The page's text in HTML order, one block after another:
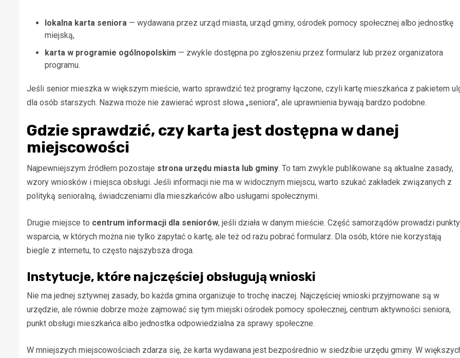
lokalna karta seniora — wydawana przez urząd miasta, urząd gminy, ośrodek pomocy społecznej albo jednostkę
miejską,
karta w programie ogólnopolskim — zwykle dostępna po zgłoszeniu przez formularz lub przez organizatora
programu.
Jeśli senior mieszka w większym mieście, warto sprawdzić też programy łączone, czyli kartę mieszkańca z pakietem
dla osób starszych. Nazwa może nie zawierać wprost słowa „seniora”, ale uprawnienia bywają bardzo podobne.
Gdzie sprawdzić, czy karta jest dostępna w danej
miejscowości
Najpewniejszym źródłem pozostaje strona urzędu miasta lub gminy. To tam zwykle publikowane są aktualne zasady,
wzory wniosków i miejsca obsługi. Jeśli informacji nie ma w widocznym miejscu, warto szukać zakładek związanych z
polityką senioralną, świadczeniami dla mieszkańców albo usługami społecznymi.
Drugie miejsce to centrum informacji dla seniorów, jeśli działa w danym mieście. Część samorządów prowadzi punkty
wsparcia, w których można nie tylko zapytać o kartę, ale też od razu pobrać formularz. Dla osób, które nie korzystają
biegle z internetu, to często najszybsza droga.
Instytucje, które najczęściej obsługują wnioski
Nie ma jednej sztywnej zasady, bo każda gmina organizuje to trochę inaczej. Najczęściej wnioski przyjmowane są w
urzędzie, ale równie dobrze może zajmować się tym miejski ośrodek pomocy społecznej, centrum aktywności seniora,
punkt obsługi mieszkańca albo jednostka odpowiedzialna za sprawy społeczne.
W mniejszych miejscowościach zdarza się, że karta wydawana jest bezpośrednio w siedzibie urzędu gminy. W